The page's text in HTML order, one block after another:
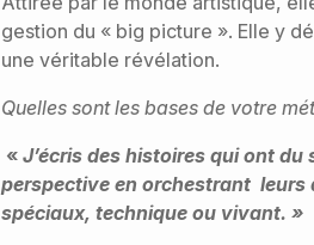
gestion du « big picture ». Elle y
une véritable révélation.
Quelles sont les bases de votre
« J’écris des histoires qui ont du
perspective en orchestrant
spéciaux, technique ou vivant. »